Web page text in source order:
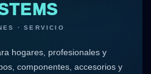
· SERVICIO
hogares, profesionales y
componentes, accesorios y